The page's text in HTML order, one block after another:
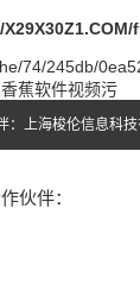
74/245db/
蕉软件视频污
上海梭伦信息科技